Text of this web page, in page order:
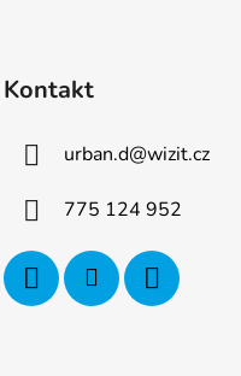
Kontakt
urban.d@wizit.cz
775 124 952